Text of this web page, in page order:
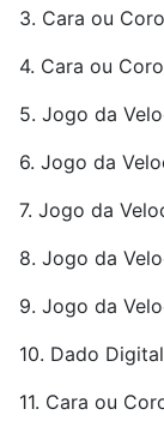
3. Cara ou
4. Cara ou
5. Jogo da
6. Jogo da
7. Jogo da
8. Jogo da
9. Jogo da
10. Dado Digital
11. Cara ou